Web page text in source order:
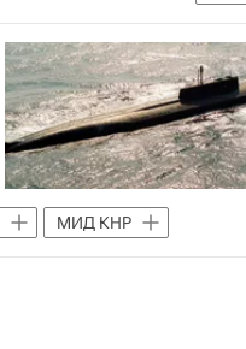
Politico
МИД КНР